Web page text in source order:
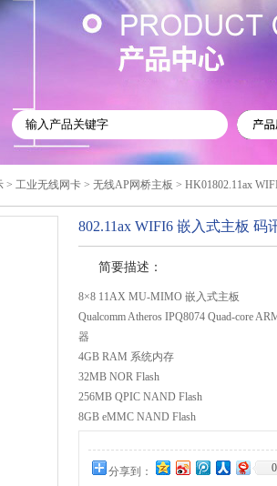
> 工业无线网卡 > 无线AP网桥主板 > HK01802.11ax
802.11ax WIFI6 嵌入式主板 码
简要描述：
8×8 11AX MU-MIMO 嵌入式主板
Qualcomm Atheros IPQ8074 Quad-core
器
4GB RAM 系统内存
32MB NOR Flash
256MB QPIC NAND Flash
8GB eMMC NAND Flash
分享到：
0